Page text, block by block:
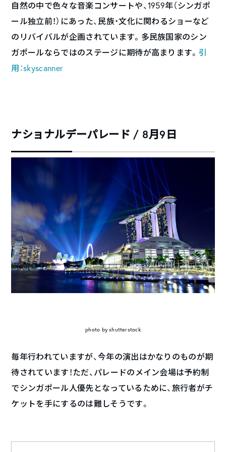
自然の中で色々な音楽コンサートや、1959年（シンガポ
ール独立前！）にあった、民族・文化に関わるショーなど
のリバイバルが企画されています。多民族国家のシン
ガポールならではのステージに期待が高まります。 引
用：skyscanner
ナショナルデーパレード / 8月9日
photo by shutterstock
毎年行われていますが、今年の演出はかなりのものが期
待されています！ただ、パレードのメイン会場は予約制
でシンガポール人優先となっているために、旅行者がチ
ケットを手にするのは難しそうです。